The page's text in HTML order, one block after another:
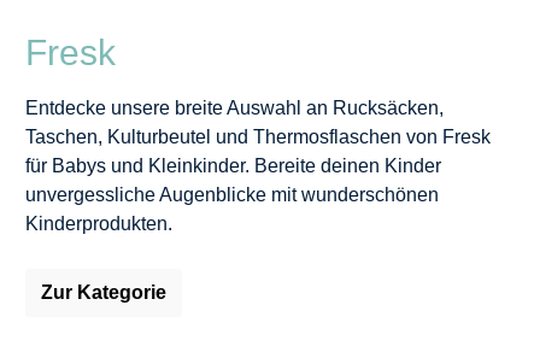
Fresk
Entdecke unsere breite Auswahl an Rucksäcken,
Taschen, Kulturbeutel und Thermosflaschen von Fresk
für Babys und Kleinkinder. Bereite deinen Kinder
unvergessliche Augenblicke mit wunderschönen
Kinderprodukten.
Zur Kategorie